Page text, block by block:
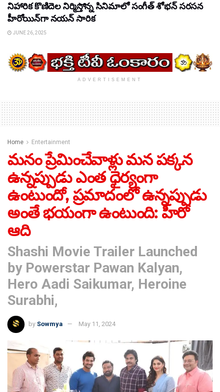
నిహారిక కొణిదెల నిర్మిస్తోన్న సినిమాలో సంగీత్ శోభన్ సరసన
హీరోయిన్‌గా నయన్ సారిక
JUNE 26, 2025
ADVERTISEMENT
Home Entertainment
మ‌నం ప్రేమించేవాళ్లు మ‌న ప‌క్క‌న
ఉన్న‌ప్పుడు ఎంత ధైర్యంగా
ఉంటుందో, ప్ర‌మాదంలో ఉన్న‌ప్పుడు
అంతే భ‌యంగా ఉంటుంది: హీరో
ఆది
Shashi Movie Trailer Launched
by Powerstar Pawan Kalyan,
Hero Aadi Saikumar, Heroine
Surabhi,
by Sowmya May 11, 2024